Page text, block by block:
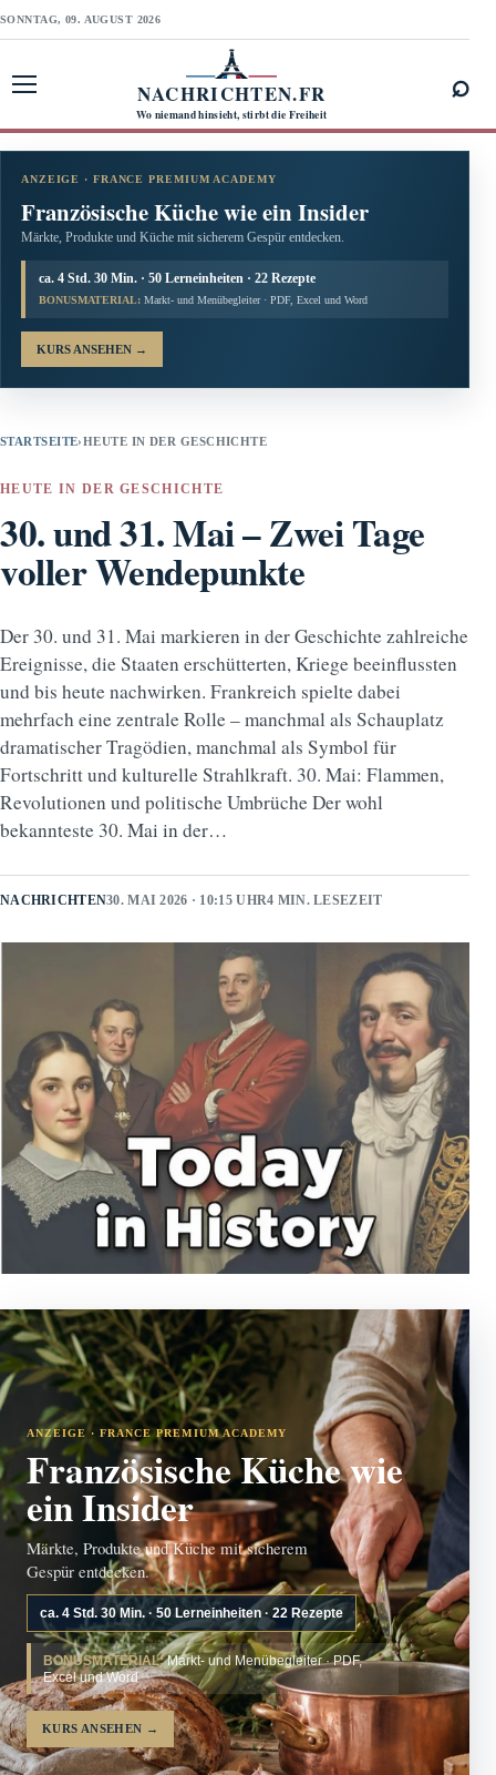
SONNTAG, 09. AUGUST 2026
NACHRICHTEN.FR
Wo niemand hinsieht, stirbt die Freiheit
⌕
ANZEIGE · FRANCE PREMIUM ACADEMY
Französische Küche wie ein Insider
Märkte, Produkte und Küche mit sicherem Gespür entdecken.
ca. 4 Std. 30 Min. · 50 Lerneinheiten · 22 Rezepte
BONUSMATERIAL: Markt- und Menübegleiter · PDF, Excel und Word
KURS ANSEHEN →
STARTSEITE›HEUTE IN DER GESCHICHTE
HEUTE IN DER GESCHICHTE
30. und 31. Mai – Zwei Tage
voller Wendepunkte
Der 30. und 31. Mai markieren in der Geschichte zahlreiche
Ereignisse, die Staaten erschütterten, Kriege beeinflussten
und bis heute nachwirken. Frankreich spielte dabei
mehrfach eine zentrale Rolle – manchmal als Schauplatz
dramatischer Tragödien, manchmal als Symbol für
Fortschritt und kulturelle Strahlkraft. 30. Mai: Flammen,
Revolutionen und politische Umbrüche Der wohl
bekannteste 30. Mai in der…
NACHRICHTEN30. MAI 2026 · 10:15 UHR4 MIN. LESEZEIT
ANZEIGE · FRANCE PREMIUM ACADEMY
Französische Küche wie
ein Insider
Märkte, Produkte und Küche mit sicherem
Gespür entdecken.
ca. 4 Std. 30 Min. · 50 Lerneinheiten · 22 Rezepte
BONUSMATERIAL:Markt- und Menübegleiter · PDF,
Excel und Word
KURS ANSEHEN →